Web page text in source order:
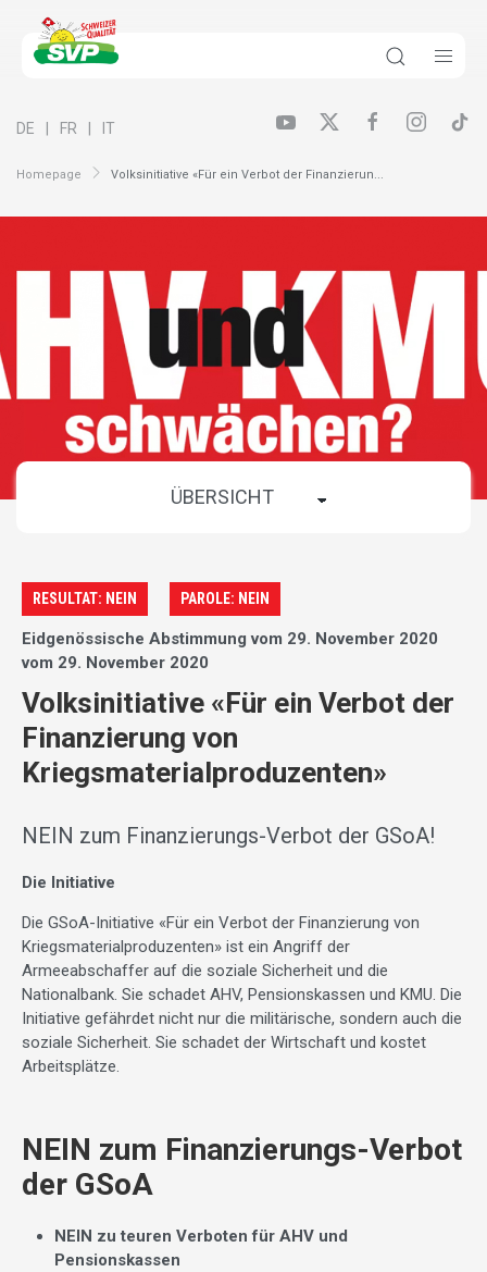
Homepage Volksinitiative «Für ein Verbot der Finanzierun...
DE FR IT
RESULTAT: NEIN PAROLE: NEIN
Eidgenössische Abstimmung vom 29. November 2020
vom 29. November 2020
Volksinitiative «Für ein Verbot der
Finanzierung von
Kriegsmaterialproduzenten»
NEIN zum Finanzierungs-Verbot der GSoA!
Die Initiative
Die GSoA-Initiative «Für ein Verbot der Finanzierung von
Kriegsmaterialproduzenten» ist ein Angriff der
Armeeabschaffer auf die soziale Sicherheit und die
Nationalbank. Sie schadet AHV, Pensionskassen und KMU. Die
Initiative gefährdet nicht nur die militärische, sondern auch die
soziale Sicherheit. Sie schadet der Wirtschaft und kostet
Arbeitsplätze.
NEIN zum Finanzierungs-Verbot
der GSoA
NEIN zu teuren Verboten für AHV und
Pensionskassen